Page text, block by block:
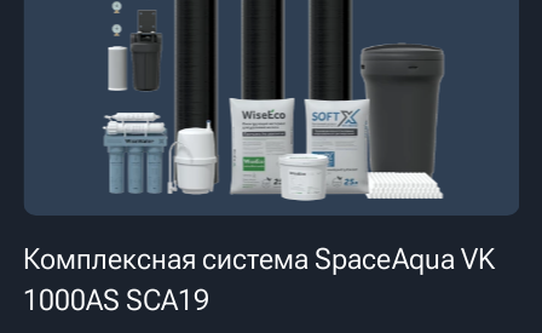
Комплексная система SpaceAqua VK
1000AS SCA19